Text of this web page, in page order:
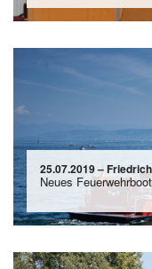
25.07.2019 –
Neues